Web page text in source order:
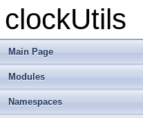
clockUtils
Main Page
Modules
Namespaces